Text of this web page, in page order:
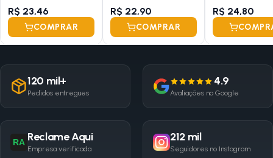
152mm
R$ 23,46
COMPRAR
Quadrada 122mm
R$ 22,90
COMPRAR
R$ 24,80
120 mil+
Pedidos entregues
4.9
Avaliações no Google
RA Reclame Aqui
Empresa verificada
212 mil
Seguidores no Instagram